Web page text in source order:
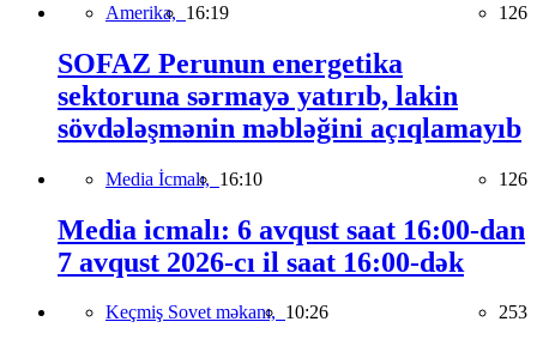
Amerika, 16:19 126
SOFAZ Perunun energetika
sektoruna sərmayə yatırıb, lakin
sövdələşmənin məbləğini açıqlamayıb
Media İcmalı, 16:10 126
Media icmalı: 6 avqust saat 16:00-dan
7 avqust 2026-cı il saat 16:00-dək
Keçmiş Sovet məkanı, 10:26 253